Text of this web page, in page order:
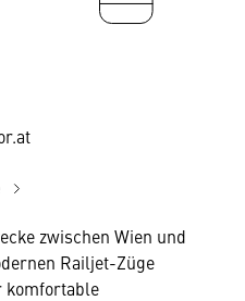
zwischen Wien und
Railjet-Züge
komfortable